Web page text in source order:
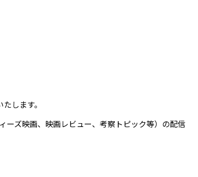
します。
ーズ映画、映画レビュー、考察トピック等）の配信